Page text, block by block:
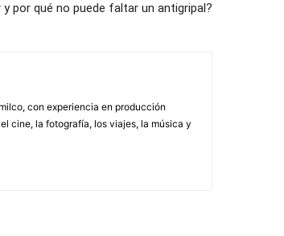
y por qué no puede faltar un antigripal?
con experiencia en producción
cine, la fotografía, los viajes, la música y